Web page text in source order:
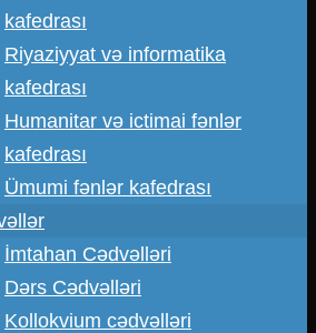
kafedrası
Riyaziyyat və informatika
kafedrası
Humanitar və ictimai fənlər
kafedrası
Ümumi fənlər kafedrası
İmtahan Cədvəlləri
Dərs Cədvəlləri
Kollokvium cədvəlləri